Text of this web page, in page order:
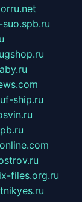
f-ship.ru
files.org.ru